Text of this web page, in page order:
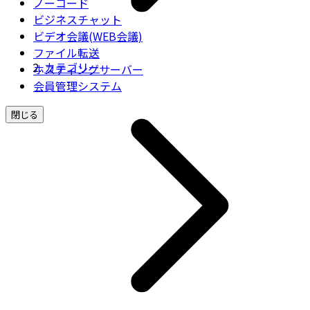
ビジネスチャット
ビデオ会議(WEB会議)
ファイル転送
ホスティングサーバー
会員管理システム
閉じる
カテゴリー